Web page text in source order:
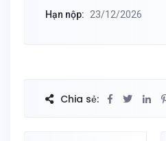
Hạn nộp: 23/12/2026
Chia sẻ: